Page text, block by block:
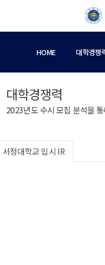
HOME 대학경쟁
대학경쟁력
2023년도 수시 모집 분석을
서정대학교 입시 IR